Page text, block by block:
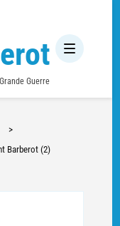
Guerre
>
Barberot (2)